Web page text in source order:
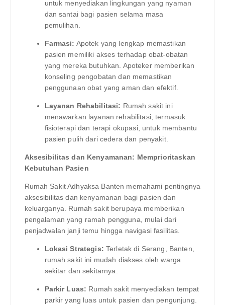
untuk menyediakan lingkungan yang nyaman
dan santai bagi pasien selama masa
pemulihan.
Farmasi: Apotek yang lengkap memastikan
pasien memiliki akses terhadap obat-obatan
yang mereka butuhkan. Apoteker memberikan
konseling pengobatan dan memastikan
penggunaan obat yang aman dan efektif.
Layanan Rehabilitasi: Rumah sakit ini
menawarkan layanan rehabilitasi, termasuk
fisioterapi dan terapi okupasi, untuk membantu
pasien pulih dari cedera dan penyakit.
Aksesibilitas dan Kenyamanan: Memprioritaskan
Kebutuhan Pasien
Rumah Sakit Adhyaksa Banten memahami pentingnya
aksesibilitas dan kenyamanan bagi pasien dan
keluarganya. Rumah sakit berupaya memberikan
pengalaman yang ramah pengguna, mulai dari
penjadwalan janji temu hingga navigasi fasilitas.
Lokasi Strategis: Terletak di Serang, Banten,
rumah sakit ini mudah diakses oleh warga
sekitar dan sekitarnya.
Parkir Luas: Rumah sakit menyediakan tempat
parkir yang luas untuk pasien dan pengunjung.